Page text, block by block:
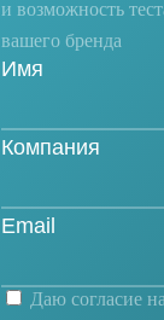
и возможность
вашего бренда
Даю согласие на